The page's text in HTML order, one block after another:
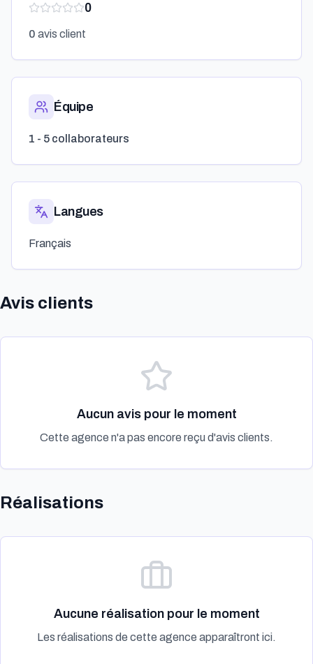
0
0 avis client
Équipe
1 - 5 collaborateurs
Langues
Français
Avis clients
Aucun avis pour le moment
Cette agence n'a pas encore reçu d'avis clients.
Réalisations
Aucune réalisation pour le moment
Les réalisations de cette agence apparaîtront ici.